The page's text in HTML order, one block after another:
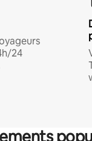
24